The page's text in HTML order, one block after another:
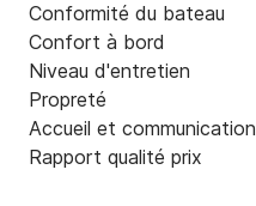
Conformité du bateau
Confort à bord
Niveau d'entretien
Propreté
Accueil et communication
Rapport qualité prix